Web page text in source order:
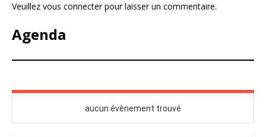
Veuillez vous connecter pour laisser un commentaire.
Agenda